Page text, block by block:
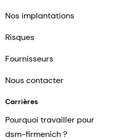
Nos implantations
Risques
Fournisseurs
Nous contacter
Carrières
Pourquoi travailler pour
dsm-firmenich ?